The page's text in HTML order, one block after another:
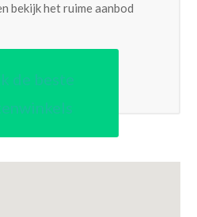
bekijk het ruime aanbod
de beste